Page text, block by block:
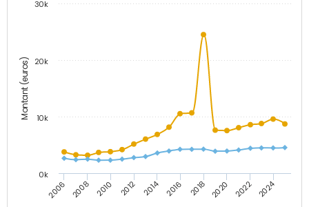
Montant (euros)
2006 2008 2010 2012 2014 2016 2018 2020 2022 2024
0k
10k
20k
30k